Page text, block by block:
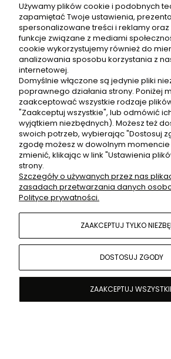
ZWROTY
POMOC
MOJE KONTO
Sklep internetowy
POKAŻ PEŁNĄ WERSJĘ
Używamy plików cookie i podobnych
zapamiętać Twoje ustawienia,
spersonalizowane treści i reklamy
funkcje związane z mediami
cookie wykorzystujemy również do
analizowania sposobu korzystania z
internetowej.
Domyślnie włączone są jedynie pliki
poprawnego działania strony. Poniżej
zaakceptować wszystkie rodzaje
"Zaakceptuj wszystkie", lub odmówić
wyjątkiem niezbędnych). Możesz też
swoich potrzeb, wybierając "Dostosuj
zgodę możesz w dowolnym
zmienić, klikając w link "Ustawienia
strony.
Szczegóły o używanych przez nas
zasadach przetwarzania danych
Polityce prywatności.
ZAAKCEPTUJ TYLKO
DOSTOSUJ ZGODY
ZAAKCEPTUJ